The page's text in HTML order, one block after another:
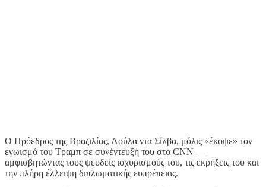
Ο Πρόεδρος της Βραζιλίας, Λούλα ντα Σίλβα, μόλις «έκοψε» τον
εγωισμό του Τραμπ σε συνέντευξή του στο CNN —
αμφισβητώντας τους ψευδείς ισχυρισμούς του, τις εκρήξεις του και
την πλήρη έλλειψη διπλωματικής ευπρέπειας.